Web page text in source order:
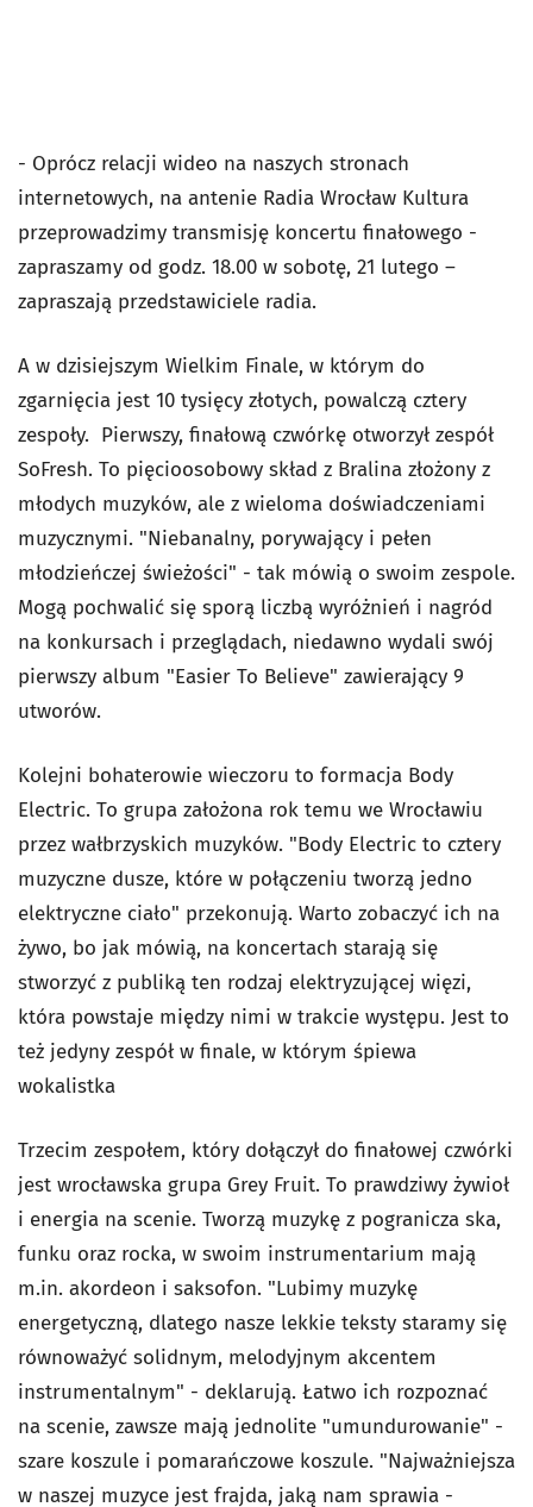
- Oprócz relacji wideo na naszych stronach
internetowych, na antenie Radia Wrocław Kultura
przeprowadzimy transmisję koncertu finałowego -
zapraszamy od godz. 18.00 w sobotę, 21 lutego –
zapraszają przedstawiciele radia.
A w dzisiejszym Wielkim Finale, w którym do
zgarnięcia jest 10 tysięcy złotych, powalczą cztery
zespoły. Pierwszy, finałową czwórkę otworzył zespół
SoFresh. To pięcioosobowy skład z Bralina złożony z
młodych muzyków, ale z wieloma doświadczeniami
muzycznymi. "Niebanalny, porywający i pełen
młodzieńczej świeżości" - tak mówią o swoim zespole.
Mogą pochwalić się sporą liczbą wyróżnień i nagród
na konkursach i przeglądach, niedawno wydali swój
pierwszy album "Easier To Believe" zawierający 9
utworów.
Kolejni bohaterowie wieczoru to formacja Body
Electric. To grupa założona rok temu we Wrocławiu
przez wałbrzyskich muzyków. "Body Electric to cztery
muzyczne dusze, które w połączeniu tworzą jedno
elektryczne ciało" przekonują. Warto zobaczyć ich na
żywo, bo jak mówią, na koncertach starają się
stworzyć z publiką ten rodzaj elektryzującej więzi,
która powstaje między nimi w trakcie występu. Jest to
też jedyny zespół w finale, w którym śpiewa
wokalistka
Trzecim zespołem, który dołączył do finałowej czwórki
jest wrocławska grupa Grey Fruit. To prawdziwy żywioł
i energia na scenie. Tworzą muzykę z pogranicza ska,
funku oraz rocka, w swoim instrumentarium mają
m.in. akordeon i saksofon. "Lubimy muzykę
energetyczną, dlatego nasze lekkie teksty staramy się
równoważyć solidnym, melodyjnym akcentem
instrumentalnym" - deklarują. Łatwo ich rozpoznać
na scenie, zawsze mają jednolite "umundurowanie" -
szare koszule i pomarańczowe koszule. "Najważniejsza
w naszej muzyce jest frajda, jaką nam sprawia -